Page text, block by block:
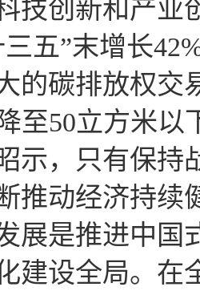
技创新和产
五”末增长
的碳排放权交
至50立方米
示，只有保持
推动经济持续
是推进中国
建设全局。在